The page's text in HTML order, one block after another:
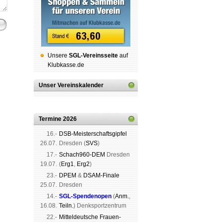
Unsere SGL-Ver­eins­sei­te auf
Klubkasse.de
Unser Vereinskalender
Termine 2026
16.-
26.07.
DSB-Meister­schafts­gipfel
Dres­den (SVS)
17.-
19.07.
Schach960-DEM Dres­den
(Erg1, Erg2)
23.-
25.07.
DPEM & DSAM-Finale
Dres­den
14.-
16.08.
SGL-Spenden­open (Anm.,
Teiln.) Denk­sport­zen­trum
22.- Mit­tel­deu­tsche Frauen-